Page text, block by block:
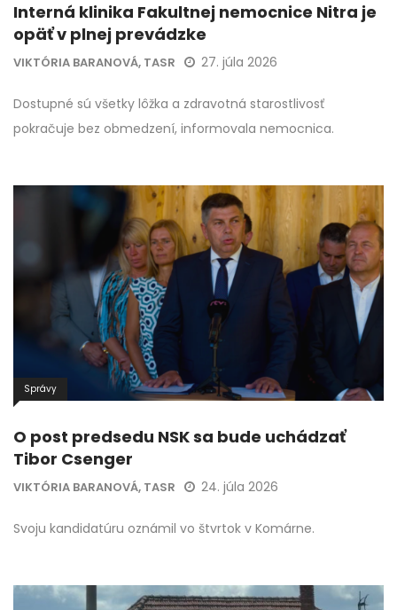
Interná klinika Fakultnej nemocnice Nitra je
opäť v plnej prevádzke
VIKTÓRIA BARANOVÁ, TASR 27. júla 2026
Dostupné sú všetky lôžka a zdravotná starostlivosť
pokračuje bez obmedzení, informovala nemocnica.
Správy
O post predsedu NSK sa bude uchádzať
Tibor Csenger
VIKTÓRIA BARANOVÁ, TASR 24. júla 2026
Svoju kandidatúru oznámil vo štvrtok v Komárne.